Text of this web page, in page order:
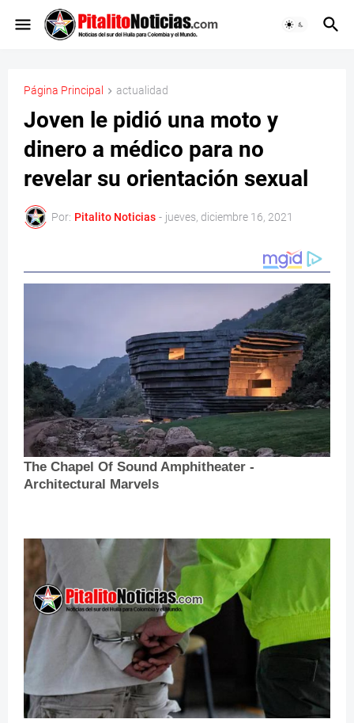
Página Principal actualidad
Joven le pidió una moto y
dinero a médico para no
revelar su orientación sexual
Por: Pitalito Noticias - jueves, diciembre 16, 2021